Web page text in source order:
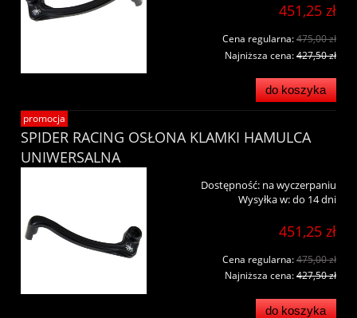
451,25 zł
Cena regularna:475,00 zł
Najniższa cena:427,50 zł
do koszyka
SPIDER RACING OSŁONA KLAMKI HAMULCA
UNIWERSALNA
Dostępność: na wyczerpaniu
Wysyłka w:do 14 dni
451,25 zł
Cena regularna:475,00 zł
Najniższa cena:427,50 zł
do koszyka
promocja